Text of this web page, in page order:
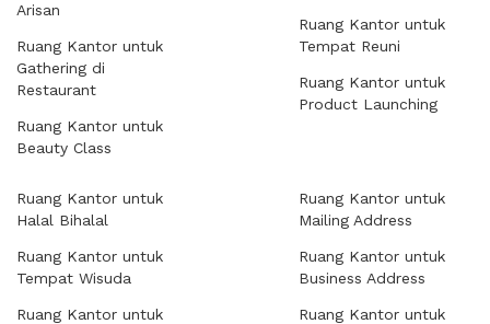
Arisan
Ruang Kantor untuk
Gathering di
Restaurant
Ruang Kantor untuk
Beauty Class
Ruang Kantor untuk
Tempat Reuni
Ruang Kantor untuk
Product Launching
Ruang Kantor untuk
Halal Bihalal
Ruang Kantor untuk
Tempat Wisuda
Ruang Kantor untuk
Ruang Kantor untuk
Mailing Address
Ruang Kantor untuk
Business Address
Ruang Kantor untuk